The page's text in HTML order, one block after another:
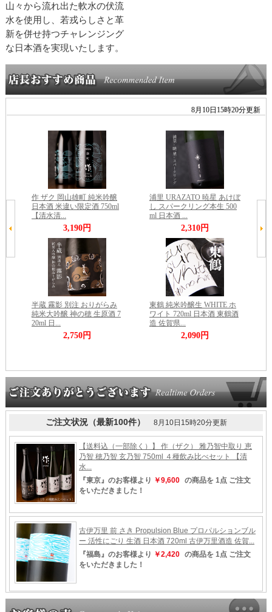
山々から流れ出た軟水の伏流
水を使用し、若戎らしさと革
新を併せ持つチャレンジング
な日本酒を実現いたします。